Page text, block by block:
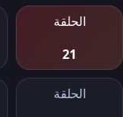
الحلقة
21
الحلقة